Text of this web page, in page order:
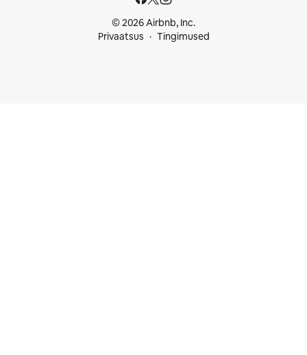
© 2026 Airbnb, Inc.
Privaatsus
Tingimused